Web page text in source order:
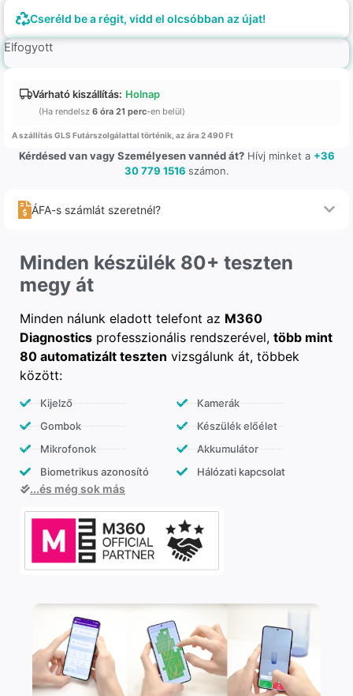
Cseréld be a régit, vidd el olcsóbban az újat!
Elfogyott
Várható kiszállítás: Holnap
(Ha rendelsz 6 óra 21 perc-en belül)
A szállítás GLS Futárszolgálattal történik, az ára 2 490 Ft
Kérdésed van vagy Személyesen vannéd át?Hívj minket a +36
30 779 1516 számon.
ÁFA-s számlát szeretnél?
Minden készülék 80+ teszten
megy át
Minden nálunk eladott telefont az M360
Diagnostics professzionális rendszerével, több mint
80 automatizált teszten vizsgálunk át, többek
között:
Kijelző
Gombok
Mikrofonok
Biometrikus azonosító
Kamerák
Készülék előélet
Akkumulátor
Hálózati kapcsolat
...és még sok más